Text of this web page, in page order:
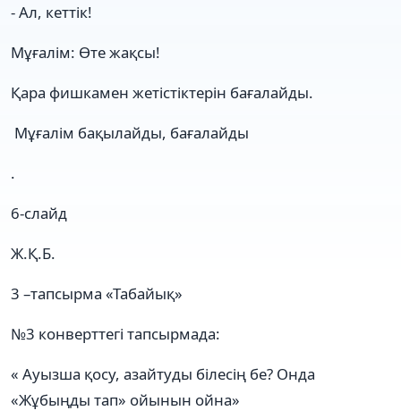
- Ал, кеттік!
Мұғалім: Өте жақсы!
Қара фишкамен жетістіктерін бағалайды.
Мұғалім бақылайды, бағалайды
.
6-слайд
Ж.Қ.Б.
3 –тапсырма «Табайық»
№3 конверттегі тапсырмада:
« Ауызша қосу, азайтуды білесің бе? Онда
«Жұбыңды тап» ойынын ойна»